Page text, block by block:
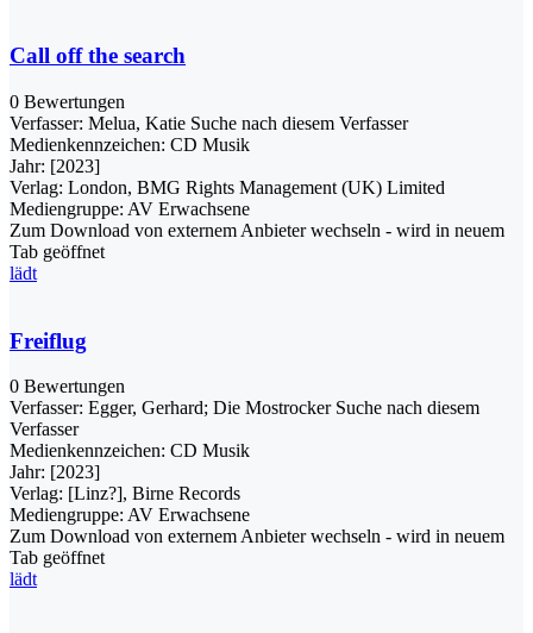
Call off the search
0 Bewertungen
Verfasser: Melua, Katie Suche nach diesem Verfasser
Medienkennzeichen: CD Musik
Jahr: [2023]
Verlag: London, BMG Rights Management (UK) Limited
Mediengruppe: AV Erwachsene
Zum Download von externem Anbieter wechseln - wird in neuem
Tab geöffnet
lädt
Freiflug
0 Bewertungen
Verfasser: Egger, Gerhard; Die Mostrocker Suche nach diesem
Verfasser
Medienkennzeichen: CD Musik
Jahr: [2023]
Verlag: [Linz?], Birne Records
Mediengruppe: AV Erwachsene
Zum Download von externem Anbieter wechseln - wird in neuem
Tab geöffnet
lädt